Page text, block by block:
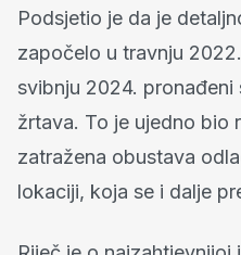
Podsjetio je da je
započelo u travnju
svibnju 2024. pronađeni
žrtava. To je ujedno bio
zatražena obustava
lokaciji, koja se i dalje